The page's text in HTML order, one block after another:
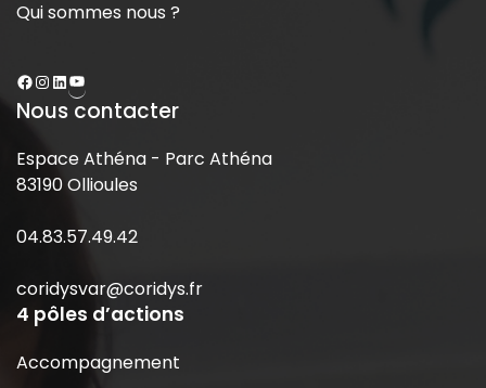
Qui sommes nous ?
Nous contacter
Espace Athéna - Parc Athéna
83190 Ollioules
04.83.57.49.42
coridysvar@coridys.fr
4 pôles d’actions
Accompagnement